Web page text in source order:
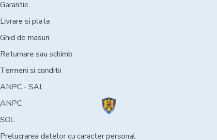
Garantie
Livrare si plata
Ghid de masuri
Returnare sau schimb
Termeni si conditii
ANPC - SAL
ANPC
SOL
Prelucrarea datelor cu caracter personal